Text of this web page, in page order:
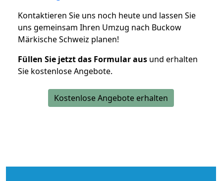
Kontaktieren Sie uns noch heute und lassen Sie
uns gemeinsam Ihren Umzug nach Buckow
Märkische Schweiz planen!
Füllen Sie jetzt das Formular aus und erhalten
Sie kostenlose Angebote.
Kostenlose Angebote erhalten